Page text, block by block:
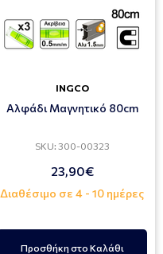
INGCO
Αλφάδι Μαγνητικό 80cm
SKU: 300-00323
23,90€
Διαθέσιμο σε 4 - 10 ημέρες
Προσθήκη στο Καλάθι